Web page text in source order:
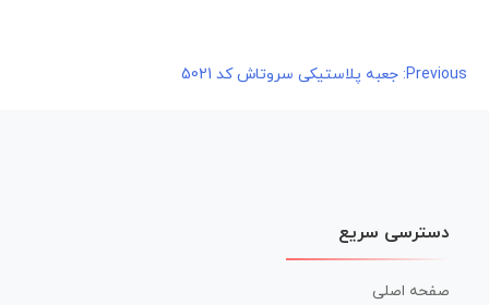
راهبری
Previous: جعبه پلاستیکی سروتاش کد 5021
دسترسی سریع
صفحه اصلی